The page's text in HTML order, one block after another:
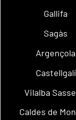
Gallifa
Sagàs
Argençola
Castellgalí
Vilalba
Caldes de